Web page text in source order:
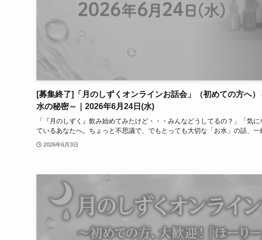
[募集終了]「月のしずくオンラインお話会」（初めての方へ
水の秘密～｜2026年6月24日(水)
「『月のしずく』飲み始めてみたけど・・・みんなどうしてるの？」「
ているあなたへ。ちょっと不思議で、でもとっても大切な「お水」の話、
2026年6月3日